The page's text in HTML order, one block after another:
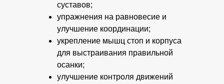
суставов;
упражнения на равновесие и
улучшение координации;
укрепление мышц стоп и корпуса
для выстраивания правильной
осанки;
улучшение контроля движений